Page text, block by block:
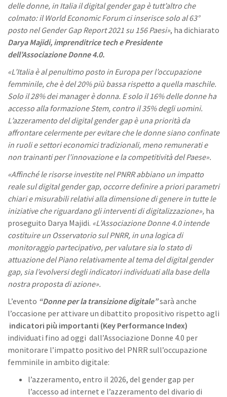
delle donne, in Italia il digital gender gap è tutt’altro che
colmato: il World Economic Forumci inserisce solo al 63°
posto nelGender Gap Report 2021 su 156 Paesi», ha dichiarato
Darya Majidi, imprenditrice tech e Presidente
dell’Associazione Donne 4.0.
«L’Italia è alpenultimo posto in Europa per l’occupazione
femminile, che èdel 20% più bassa rispetto a quella maschile.
Solo il 28% dei manager è donna. E solo il 16% delle donne ha
accesso alla formazione Stem, contro il 35% degli uomini.
L’azzeramento del digital gender gap è una priorità da
affrontare celermente per evitare che le donne siano confinate
in ruoli e settori economici tradizionali, meno remunerati e
non trainanti per l’innovazione e la competitività delPaese».
«Affinché le risorse investite nel PNRR abbiano un impatto
reale sul digital gender gap, occorre definire a priori parametri
chiari e misurabili relativi alla dimensione di genere in tutte le
iniziative che riguardano gli interventi di digitalizzazione», ha
proseguito Darya Majidi. «L’Associazione Donne 4.0 intende
costituire un Osservatorio sul PNRR, in una logica di
monitoraggio partecipativo, per valutare sia lo stato di
attuazione del Piano relativamente al tema del digital gender
gap, sia l’evolversi degli indicatori individuati alla base della
nostra proposta di azione».
L’evento “Donne per la transizione digitale”sarà anche
l’occasione per attivare un dibattito propositivo rispetto agli
indicatori più importanti (Key Performance Index)
individuati fino ad oggi dall’Associazione Donne 4.0 per
monitorare l’impatto positivo del PNRR sull’occupazione
femminile in ambito digitale:
l’azzeramento, entro il 2026, del gender gap per
l’accesso ad internet e l’azzeramento del divario di